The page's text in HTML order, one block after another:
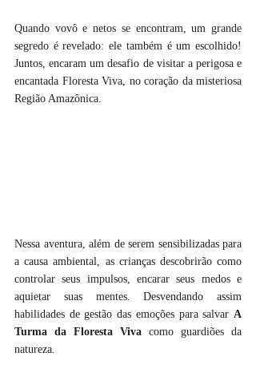
Quando vovô e netos se encontram, um grande
segredo é revelado: ele também é um escolhido!
Juntos, encaram um desafio de visitar a perigosa e
encantada Floresta Viva, no coração da misteriosa
Região Amazônica.
Nessa aventura, além de serem sensibilizadas para
a causa ambiental, as crianças descobrirão como
controlar seus impulsos, encarar seus medos e
aquietar suas mentes. Desvendando assim
habilidades de gestão das emoções para salvar A
Turma da Floresta Viva como guardiões da
natureza.